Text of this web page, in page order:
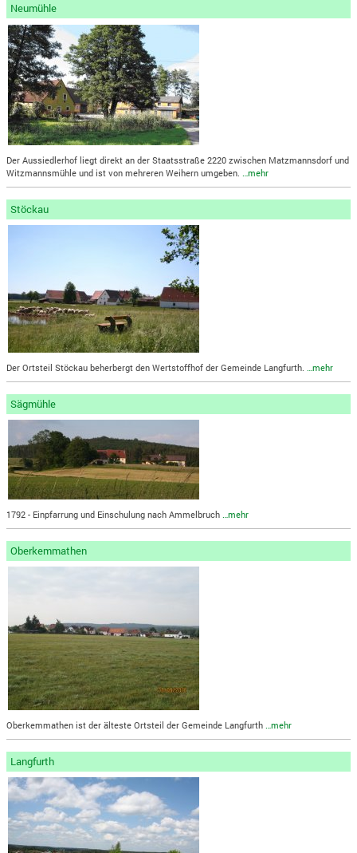
Neumühle
Der Aussiedlerhof liegt direkt an der Staatsstraße 2220 zwischen Matzmannsdorf und
Witzmannsmühle und ist von mehreren Weihern umgeben.…mehr
Stöckau
Der Ortsteil Stöckau beherbergt den Wertstoffhof der Gemeinde Langfurth.…mehr
Sägmühle
1792 - Einpfarrung und Einschulung nach Ammelbruch…mehr
Oberkemmathen
Oberkemmathen ist der älteste Ortsteil der Gemeinde Langfurth…mehr
Langfurth